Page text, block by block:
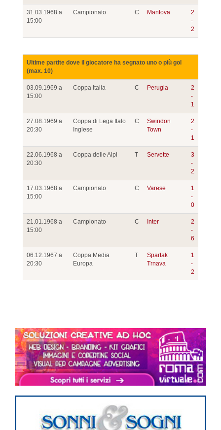
31.03.1968 a
15:00
Campionato C Mantova
2
-
2
Ultime partite dove il giocatore ha segnato uno o più gol
(max. 10)
03.09.1969 a
15:00
Coppa Italia C Perugia
2
-
1
27.08.1969 a
20:30
Coppa di Lega Italo
Inglese
C
Swindon
Town
2
-
1
22.06.1968 a
20:30
Coppa delle Alpi T Servette
3
-
2
17.03.1968 a
15:00
Campionato C Varese
1
-
0
21.01.1968 a
15:00
Campionato C Inter
2
-
6
06.12.1967 a
20:30
Coppa Media
Europa
T
Spartak
Trnava
1
-
2